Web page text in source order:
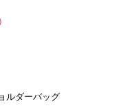
ルダーバッグ